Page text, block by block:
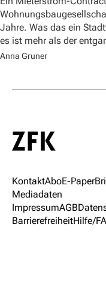
Jahre. Was das ein
es ist mehr als der
Anna Gruner
KontaktAboE-Paper
Mediadaten
ImpressumAGB
BarrierefreiheitHilfe/